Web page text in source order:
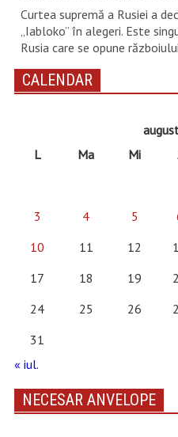
Curtea supremă a Rusiei a
„Iabloko” în alegeri. Este
Rusia care se opune războiului
CALENDAR
L
Ma Mi
3
4 5
10
11 12
17
18 19
24
25 26
31
« iul.
NECESAR ANVELOPE